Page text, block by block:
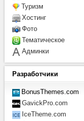
Туризм
Хостинг
Фото
Тематическое
Админки
Разработчики
BonusThemes.com
GavickPro.com
IceTheme.com